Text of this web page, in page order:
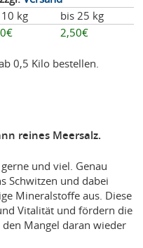
kg
bis 25 kg
2,50€
0,5 Kilo bestellen.
reines Meersalz.
und viel. Genau
Schwitzen und dabei
Mineralstoffe aus. Diese
Vitalität und fördern die
Mangel daran wieder